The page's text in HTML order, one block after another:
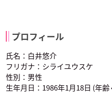
プロフィール
氏名：白井悠介
フリガナ：シライユウスケ
性別：男性
生年月日：1986年1月18日 (年齢